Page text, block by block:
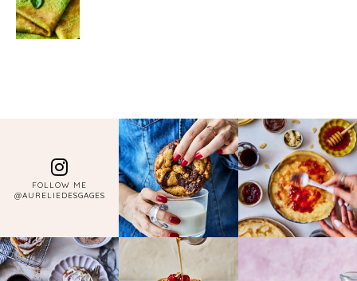
FOLLOW ME
@AURELIEDESGAGES